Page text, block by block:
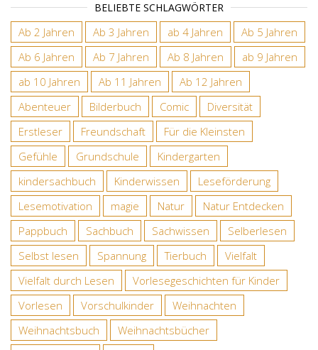
BELIEBTE SCHLAGWÖRTER
Ab 2 Jahren Ab 3 Jahren ab 4 Jahren
Ab 5 Jahren
Ab 6 Jahren
Ab 7 Jahren Ab 8 Jahren
ab 9 Jahren
ab 10 Jahren
Ab 11 Jahren
Ab 12 Jahren
Abenteuer
Bilderbuch Comic
Diversität
Erstleser
Freundschaft
Für die Kleinsten
Gefühle
Grundschule
Kindergarten
kindersachbuch
Kinderwissen
Leseförderung
Lesemotivation
magie Natur
Natur Entdecken
Pappbuch
Sachbuch Sachwissen
Selberlesen
Selbst lesen
Spannung Tierbuch
Vielfalt
Vielfalt durch Lesen
Vorlesegeschichten für Kinder
Vorlesen
Vorschulkinder
Weihnachten
Weihnachtsbuch
Weihnachtsbücher